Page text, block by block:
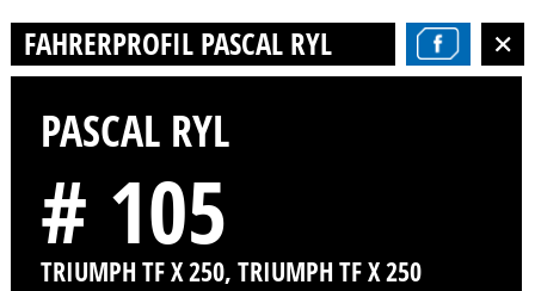
FAHRERPROFIL PASCAL RYL
PASCAL RYL
# 105
TRIUMPH TF X 250, TRIUMPH TF X 250